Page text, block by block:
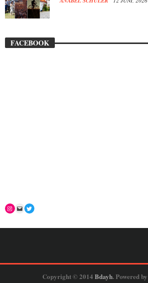
FACEBOOK
Copyright © 2014 Bdayh. Powered by